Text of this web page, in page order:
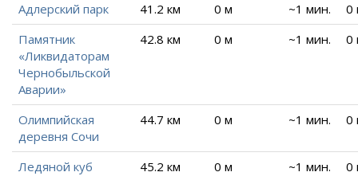
Адлерский парк
41.2 км 0 м ~1 мин.
0
Памятник
«Ликвидаторам
Чернобыльской
Аварии»
42.8 км 0 м ~1 мин. 0
Олимпийская
деревня Сочи
44.7 км 0 м ~1 мин. 0
Ледяной куб 45.2 км 0 м ~1 мин.
0